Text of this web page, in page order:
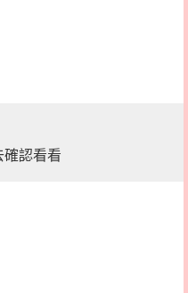
確認看看